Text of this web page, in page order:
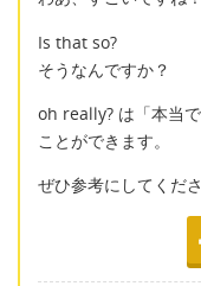
Is that so?
そうなんですか？
oh really? は「本当
ことができます。
ぜひ参考にしてくださ